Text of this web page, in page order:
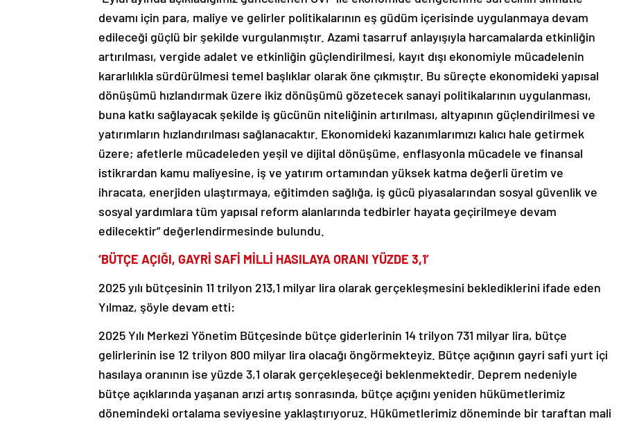
devamı için para, maliye ve gelirler politikalarının eş güdüm içerisinde uygulanmaya devam
edileceği güçlü bir şekilde vurgulanmıştır. Azami tasarruf anlayışıyla harcamalarda etkinliğin
artırılması, vergide adalet ve etkinliğin güçlendirilmesi, kayıt dışı ekonomiyle mücadelenin
kararlılıkla sürdürülmesi temel başlıklar olarak öne çıkmıştır. Bu süreçte ekonomideki yapısal
dönüşümü hızlandırmak üzere ikiz dönüşümü gözetecek sanayi politikalarının uygulanması,
buna katkı sağlayacak şekilde iş gücünün niteliğinin artırılması, altyapının güçlendirilmesi ve
yatırımların hızlandırılması sağlanacaktır. Ekonomideki kazanımlarımızı kalıcı hale getirmek
üzere; afetlerle mücadeleden yeşil ve dijital dönüşüme, enflasyonla mücadele ve finansal
istikrardan kamu maliyesine, iş ve yatırım ortamından yüksek katma değerli üretim ve
ihracata, enerjiden ulaştırmaya, eğitimden sağlığa, iş gücü piyasalarından sosyal güvenlik ve
sosyal yardımlara tüm yapısal reform alanlarında tedbirler hayata geçirilmeye devam
edilecektir” değerlendirmesinde bulundu.
‘BÜTÇE AÇIĞI, GAYRİ SAFİ MİLLİ HASILAYA ORANI YÜZDE 3,1’
2025 yılı bütçesinin 11 trilyon 213,1 milyar lira olarak gerçekleşmesini beklediklerini ifade eden
Yılmaz, şöyle devam etti:
2025 Yılı Merkezi Yönetim Bütçesinde bütçe giderlerinin 14 trilyon 731 milyar lira, bütçe
gelirlerinin ise 12 trilyon 800 milyar lira olacağı öngörmekteyiz. Bütçe açığının gayri safi yurt içi
hasılaya oranının ise yüzde 3,1 olarak gerçekleşeceği beklenmektedir. Deprem nedeniyle
bütçe açıklarında yaşanan arızi artış sonrasında, bütçe açığını yeniden hükümetlerimiz
dönemindeki ortalama seviyesine yaklaştırıyoruz. Hükümetlerimiz döneminde bir taraftan mali